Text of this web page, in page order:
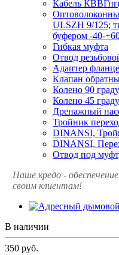
Кабель
ULSZH 9/125;
буфером -40-
Гибкая муфта
Отвод
Адаптер
Клапан
Колено 90
Колено 45
Дренажный
Тройник
DINANSI,
DINANSI,
Отвод под
Наше кредо -
своим клиентам!
В наличии
350 руб.